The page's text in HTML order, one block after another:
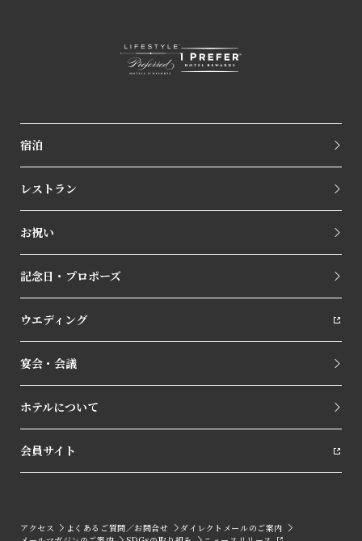
宿泊
レストラン
お祝い
記念日・プロポーズ
ウエディング
宴会・会議
ホテルについて
会員サイト
アクセス よくあるご質問／お問合せ
ダイレクトメールのご案内